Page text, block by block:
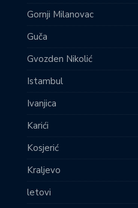
Gornji Milanovac
Guča
Gvozden Nikolić
Istambul
Ivanjica
Karići
Kosjerić
Kraljevo
letovi